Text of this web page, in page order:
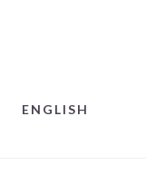
ENGLISH